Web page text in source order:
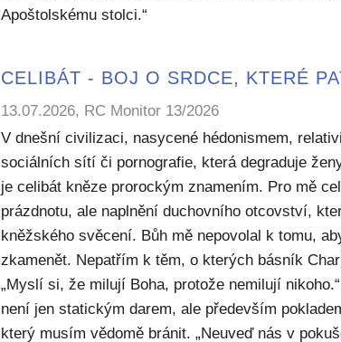
Apoštolskému stolci.“
CELIBÁT - BOJ O SRDCE, KTERÉ
13.07.2026, RC Monitor 13/2026
V dnešní civilizaci, nasycené hédonismem,
sociálních sítí či pornografie, která degraduje
je celibát kněze prorockým znamením. Pro mě
prázdnotu, ale naplnění duchovního otcovství,
kněžského svěcení. Bůh mě nepovolal k tomu,
zkamenět. Nepatřím k těm, o kterých básník
„Myslí si, že milují Boha, protože nemilují
není jen statickým darem, ale především
který musím vědomě bránit. „Neuveď nás v